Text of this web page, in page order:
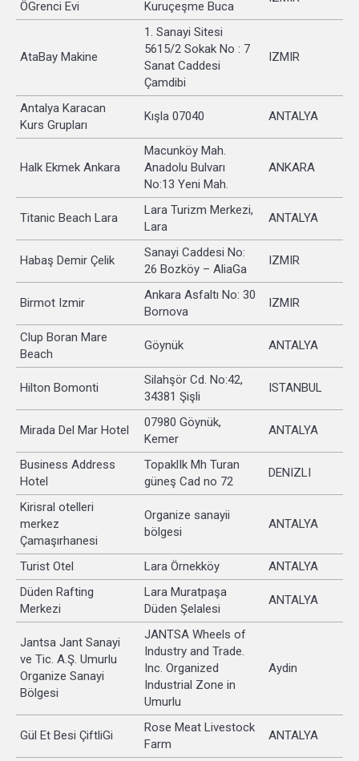
ÖGrenci Evi
Kuruçeşme Buca
AtaBay Makine
1. Sanayi Sitesi
5615/2 Sokak No : 7
Sanat Caddesi
Çamdibi
IZMIR
Antalya Karacan
Kurs Grupları
Kışla 07040 ANTALYA
Halk Ekmek Ankara
Macunköy Mah.
Anadolu Bulvarı
No:13 Yeni Mah.
ANKARA
Titanic Beach Lara
Lara Turizm Merkezi,
Lara
ANTALYA
Habaş Demir Çelik
Sanayi Caddesi No:
26 Bozköy – AliaGa
IZMIR
Birmot Izmir
Ankara Asfaltı No: 30
Bornova
IZMIR
Clup Boran Mare
Beach
Göynük ANTALYA
Hilton Bomonti
Silahşör Cd. No:42,
34381 Şişli
ISTANBUL
Mirada Del Mar Hotel
07980 Göynük,
Kemer
ANTALYA
Business Address
Hotel
TopaklIk Mh Turan
güneş Cad no 72
DENIZLI
Kirisral otelleri
merkez
Çamaşırhanesi
Organize sanayii
bölgesi
ANTALYA
Turist Otel Lara Örnekköy
ANTALYA
Düden Rafting
Merkezi
Lara Muratpaşa
Düden Şelalesi
ANTALYA
Jantsa Jant Sanayi
ve Tic. A.Ş. Umurlu
Organize Sanayi
Bölgesi
JANTSA Wheels of
Industry and Trade.
Inc. Organized
Industrial Zone in
Umurlu
Aydin
Gül Et Besi ÇiftliGi
Rose Meat Livestock
Farm
ANTALYA